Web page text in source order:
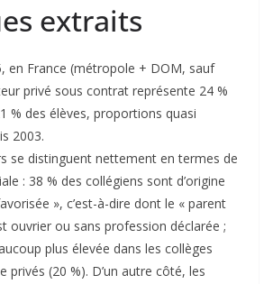
extraits
en France (métropole + DOM, sauf
privé sous contrat représente 24 %
% des élèves, proportions quasi
2003.
se distinguent nettement en termes de
: 38 % des collégiens sont d’origine
», c’est-à-dire dont le « parent
ouvrier ou sans profession déclarée ;
plus élevée dans les collèges
privés (20 %). D’un autre côté, les